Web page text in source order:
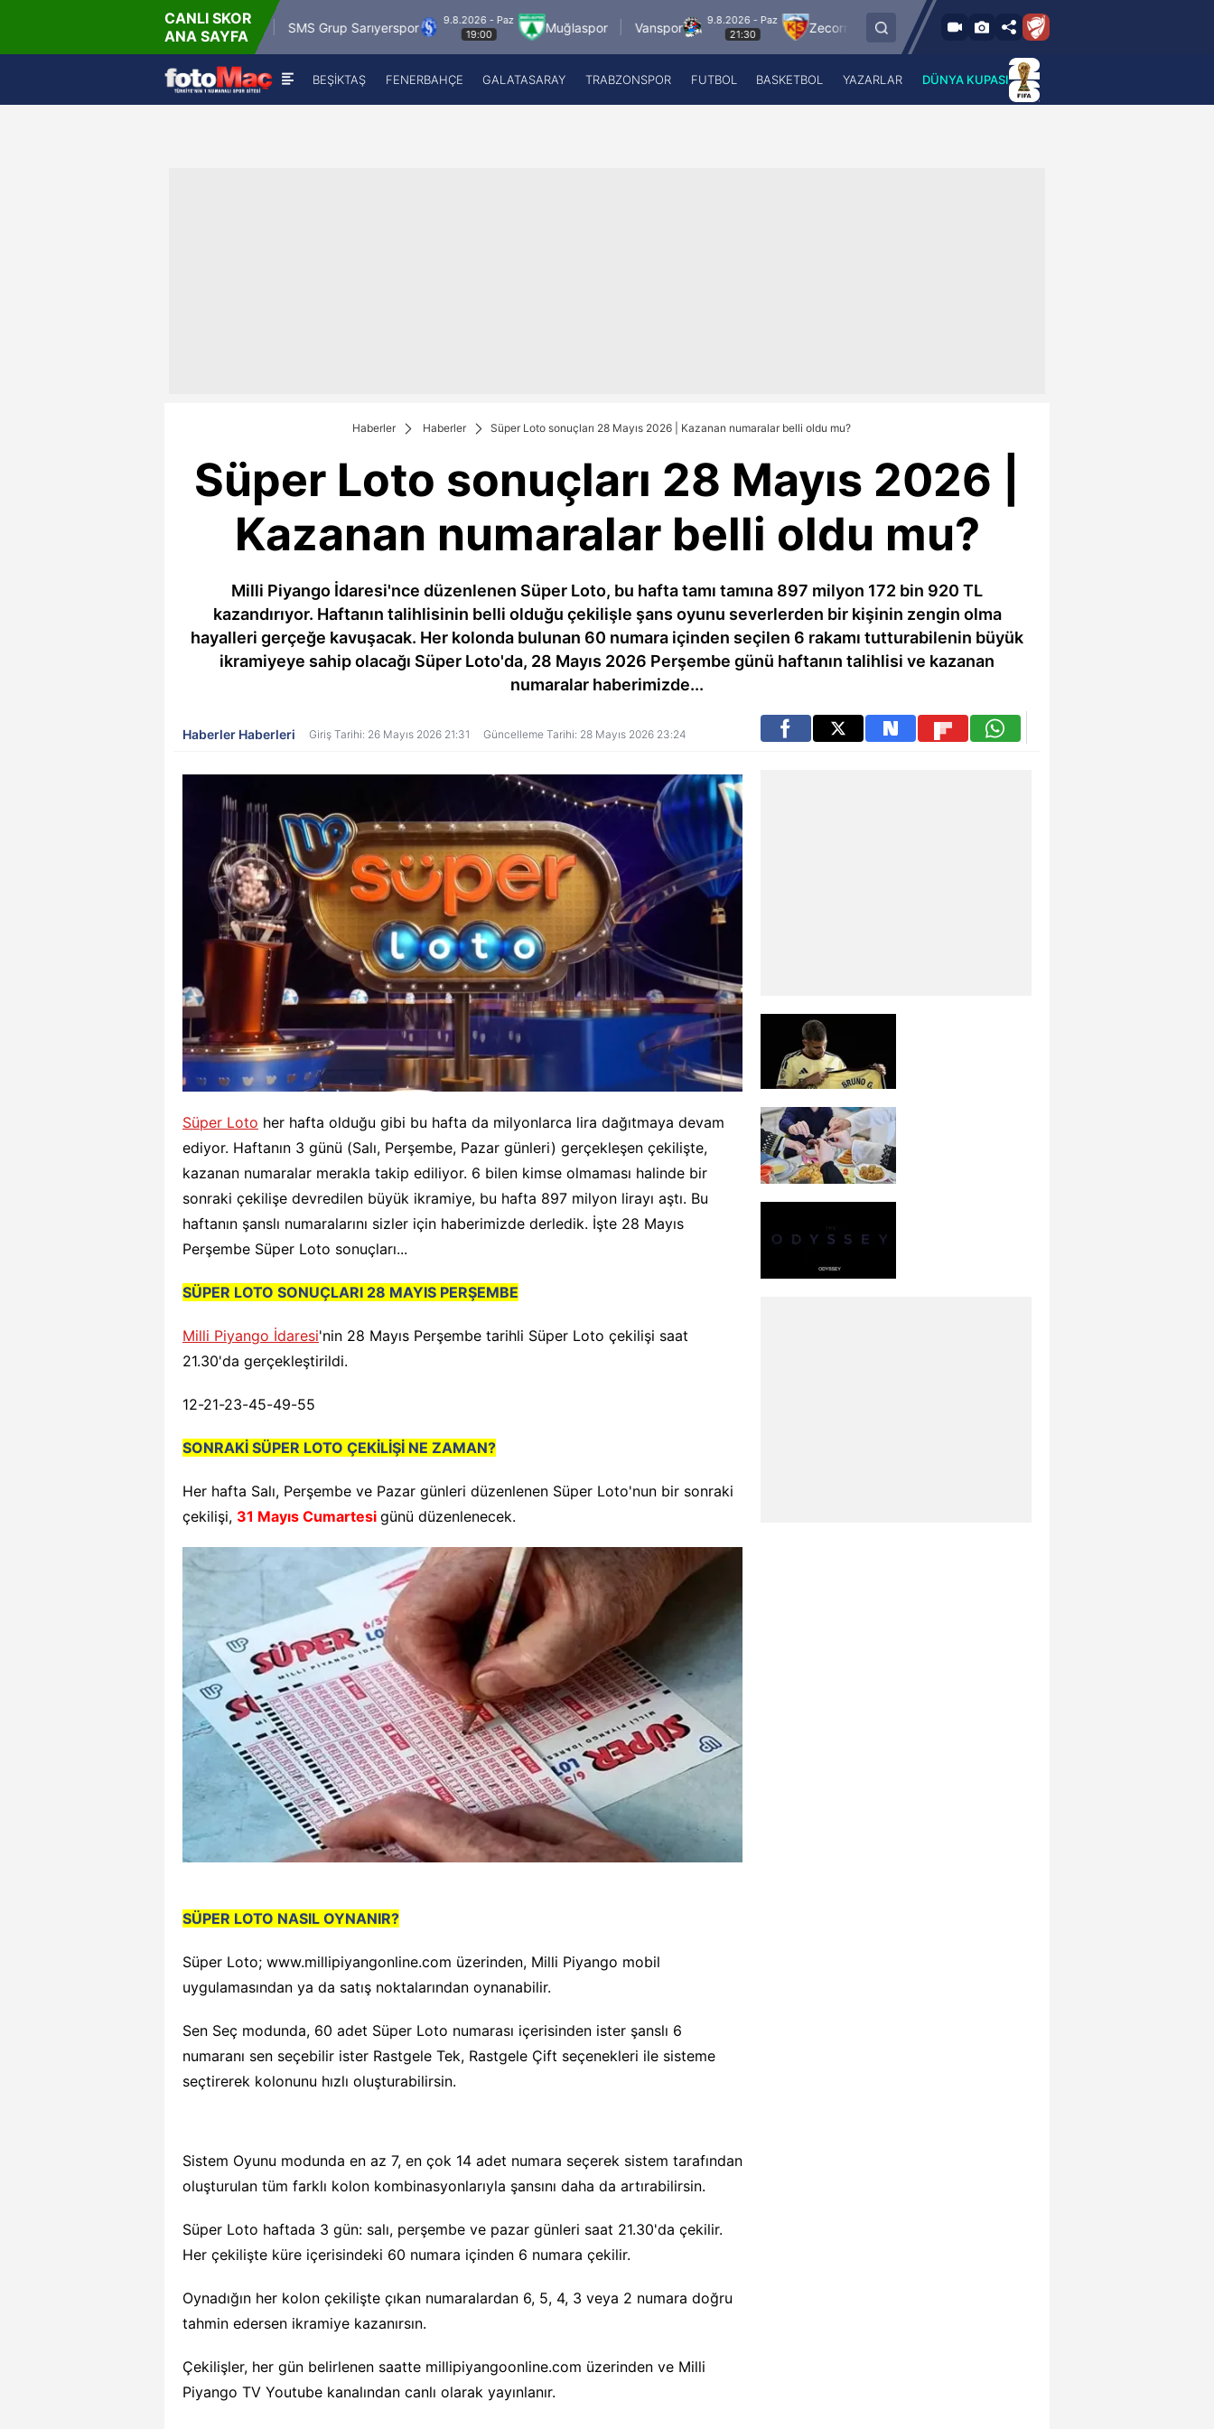
CANLI SKOR
ANA SAYFA
Misirli.com.tr Karagümrük SMS Grup Sarıyerspor
9.8.2026 - Paz
19:00
Muğlaspor Vanspor
9.8.2026 - Paz
21:30
Zecorner Kayserispor Sipay Bodrum FK
9.8.2026 - Paz
21:30
A Haber Radyo
BEŞİKTAŞ FENERBAHÇE GALATASARAY TRABZONSPOR FUTBOL BASKETBOL YAZARLAR DÜNYA KUPASI
Haberler Haberler Süper Loto sonuçları 28 Mayıs 2026 | Kazanan numaralar belli oldu mu?
Süper Loto sonuçları 28 Mayıs 2026 |
Kazanan numaralar belli oldu mu?
Milli Piyango İdaresi'nce düzenlenen Süper Loto, bu hafta tamı tamına 897 milyon 172 bin 920 TL
kazandırıyor. Haftanın talihlisinin belli olduğu çekilişle şans oyunu severlerden bir kişinin zengin olma
hayalleri gerçeğe kavuşacak. Her kolonda bulunan 60 numara içinden seçilen 6 rakamı tutturabilenin büyük
ikramiyeye sahip olacağı Süper Loto'da, 28 Mayıs 2026 Perşembe günü haftanın talihlisi ve kazanan
numaralar haberimizde...
Haberler Haberleri Giriş Tarihi: 26 Mayıs 2026 21:31 Güncelleme Tarihi: 28 Mayıs 2026 23:24
Süper Loto her hafta olduğu gibi bu hafta da milyonlarca lira dağıtmaya devam
ediyor. Haftanın 3 günü (Salı, Perşembe, Pazar günleri) gerçekleşen çekilişte,
kazanan numaralar merakla takip ediliyor. 6 bilen kimse olmaması halinde bir
sonraki çekilişe devredilen büyük ikramiye, bu hafta 897 milyon lirayı aştı. Bu
haftanın şanslı numaralarını sizler için haberimizde derledik. İşte 28 Mayıs
Perşembe Süper Loto sonuçları...
SÜPER LOTO SONUÇLARI 28 MAYIS PERŞEMBE
Milli Piyango İdaresi'nin 28 Mayıs Perşembe tarihli Süper Loto çekilişi saat
21.30'da gerçekleştirildi.
12-21-23-45-49-55
SONRAKİ SÜPER LOTO ÇEKİLİŞİ NE ZAMAN?
Her hafta Salı, Perşembe ve Pazar günleri düzenlenen Süper Loto'nun bir sonraki
çekilişi, 31 Mayıs Cumartesi günü düzenlenecek.
SÜPER LOTO NASIL OYNANIR?
Süper Loto; www.millipiyangonline.com üzerinden, Milli Piyango mobil
uygulamasından ya da satış noktalarından oynanabilir.
Sen Seç modunda, 60 adet Süper Loto numarası içerisinden ister şanslı 6
numaranı sen seçebilir ister Rastgele Tek, Rastgele Çift seçenekleri ile sisteme
seçtirerek kolonunu hızlı oluşturabilirsin.
Sistem Oyunu modunda en az 7, en çok 14 adet numara seçerek sistem tarafından
oluşturulan tüm farklı kolon kombinasyonlarıyla şansını daha da artırabilirsin.
Süper Loto haftada 3 gün: salı, perşembe ve pazar günleri saat 21.30'da çekilir.
Her çekilişte küre içerisindeki 60 numara içinden 6 numara çekilir.
Oynadığın her kolon çekilişte çıkan numaralardan 6, 5, 4, 3 veya 2 numara doğru
tahmin edersen ikramiye kazanırsın.
Çekilişler, her gün belirlenen saatte millipiyangoonline.com üzerinden ve Milli
Piyango TV Youtube kanalından canlı olarak yayınlanır.